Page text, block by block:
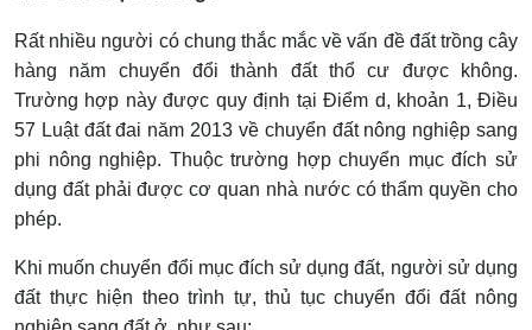
Rất nhiều người có chung thắc mắc về vấn đề đất trồng cây
hàng năm chuyển đổi thành đất thổ cư được không.
Trường hợp này được quy định tại Điểm d, khoản 1, Điều
57 Luật đất đai năm 2013 về chuyển đất nông nghiệp sang
phi nông nghiệp. Thuộc trường hợp chuyển mục đích sử
dụng đất phải được cơ quan nhà nước có thẩm quyền cho
phép.
Khi muốn chuyển đổi mục đích sử dụng đất, người sử dụng
đất thực hiện theo trình tự, thủ tục chuyển đổi đất nông